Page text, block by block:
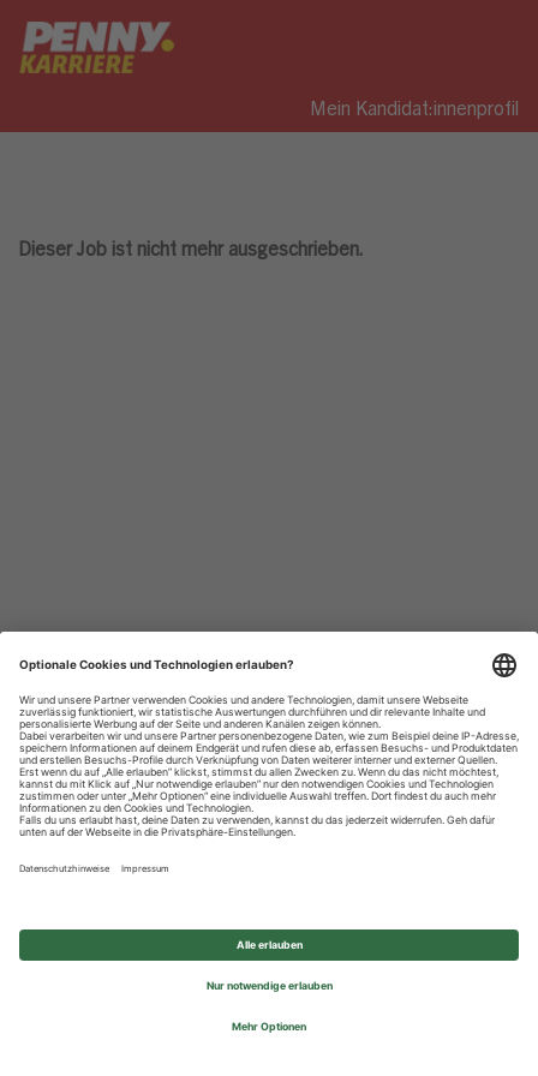
Mein Kandidat:innenprofil
Dieser Job ist nicht mehr ausgeschrieben.
Datenschutzhinweise
Impressum
Privatsphäre-Einstellungen
© 2026 REWE Group - All rights reserved